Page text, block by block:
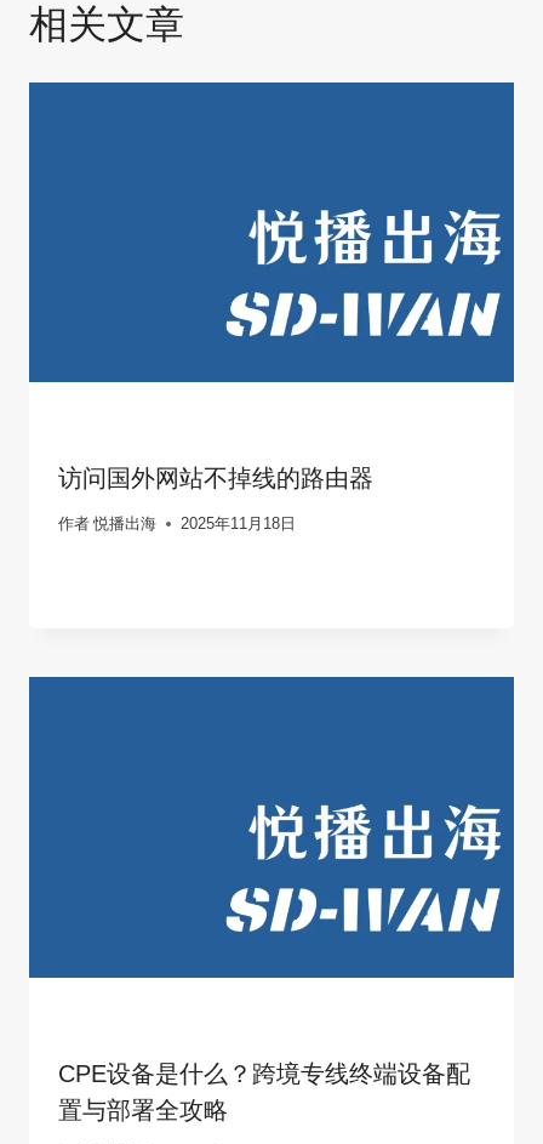
相关文章
访问国外网站不掉线的路由器
作者 悦播出海 2025年11月18日
CPE设备是什么？跨境专线终端设备配
置与部署全攻略